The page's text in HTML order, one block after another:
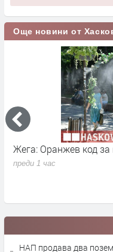
Още новини от
Жега: Оранжев код
преди 1 час
НАП продава два